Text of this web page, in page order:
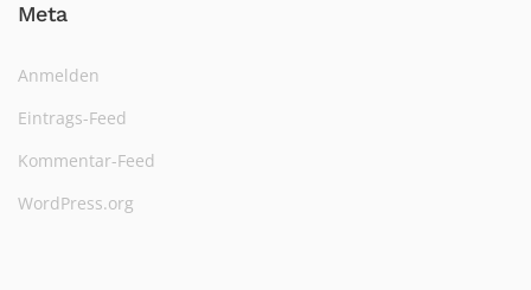
Meta
Anmelden
Eintrags-Feed
Kommentar-Feed
WordPress.org